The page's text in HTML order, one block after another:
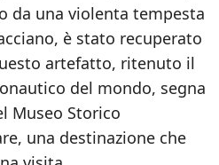
da una violenta tempesta
è stato recuperato
artefatto, ritenuto il
del mondo, segna
Museo Storico
una destinazione che